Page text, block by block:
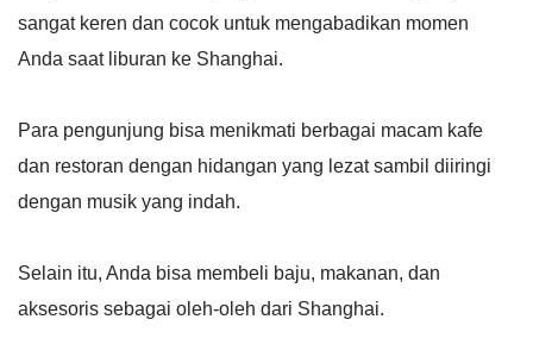
sangat keren dan cocok untuk mengabadikan momen
Anda saat liburan ke Shanghai.
Para pengunjung bisa menikmati berbagai macam kafe
dan restoran dengan hidangan yang lezat sambil diiringi
dengan musik yang indah.
Selain itu, Anda bisa membeli baju, makanan, dan
aksesoris sebagai oleh-oleh dari Shanghai.